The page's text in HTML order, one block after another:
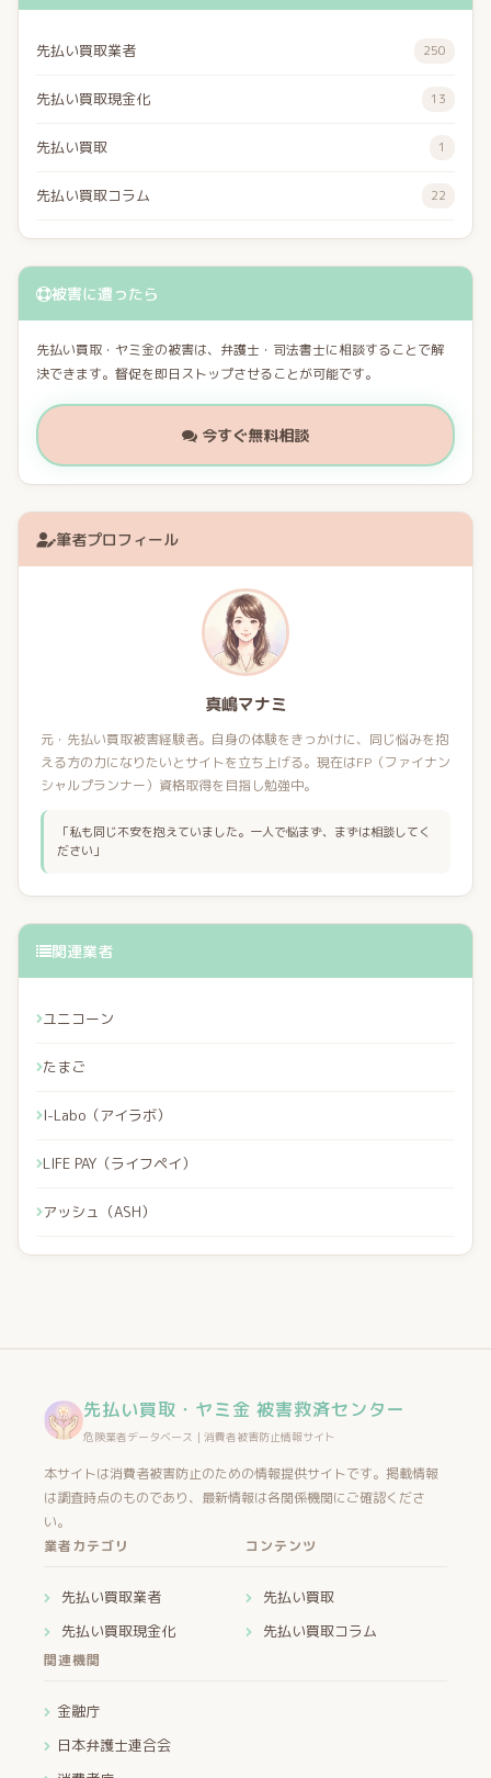
先払い買取業者 250
先払い買取現金化 13
先払い買取 1
先払い買取コラム 22
被害に遭ったら
先払い買取・ヤミ金の被害は、弁護士・司法書士に相談することで解
決できます。督促を即日ストップさせることが可能です。
今すぐ無料相談
筆者プロフィール
真嶋マナミ
元・先払い買取被害経験者。自身の体験をきっかけに、同じ悩みを抱
える方の力になりたいとサイトを立ち上げる。現在はFP（ファイナン
シャルプランナー）資格取得を目指し勉強中。
「私も同じ不安を抱えていました。一人で悩まず、まずは相談してく
ださい」
関連業者
ユニコーン
たまご
I-Labo（アイラボ）
LIFE PAY（ライフペイ）
アッシュ（ASH）
先払い買取・ヤミ金 被害救済センター
危険業者データベース｜消費者被害防止情報サイト
本サイトは消費者被害防止のための情報提供サイトです。掲載情報
は調査時点のものであり、最新情報は各関係機関にご確認くださ
い。
業者カテゴリ
先払い買取業者
先払い買取現金化
コンテンツ
先払い買取
先払い買取コラム
関連機関
金融庁
日本弁護士連合会